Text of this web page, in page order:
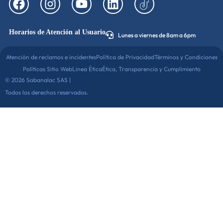
Horarios de Atención al Usuario Lunes a viernes de 8am a 6pm
© 2026 Sabanalac SAS |
Todos los derechos reservados.
Atención de reclamos e incidentesPolítica de PrivacidadTérminos y Condiciones
Políticas Sitio WebLinea ÉticaÉtica, Transparencia y Cumplimiento